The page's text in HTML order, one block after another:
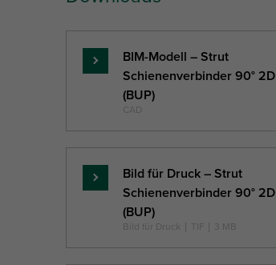
Mehr
BIM-Modell – Strut
Schienenverbinder 90° 2D
(BUP)
CAD
Mehr
Bild für Druck – Strut
Schienenverbinder 90° 2D
(BUP)
Bild für Druck TIF 3 MB